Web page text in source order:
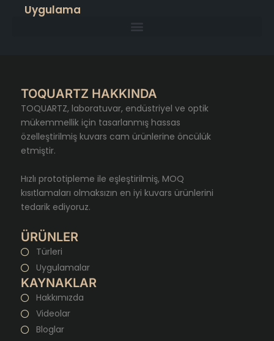
Uygulama
TOQUARTZ HAKKINDA
TOQUARTZ, laboratuvar, endüstriyel ve optik
mükemmellik için tasarlanmış hassas
özelleştirilmiş kuvars cam ürünlerine öncülük
etmiştir.
Hızlı prototipleme ile eşleştirilmiş, MOQ
kısıtlamaları olmaksızın en iyi kuvars ürünlerini
tedarik ediyoruz.
ÜRÜNLER
Türleri
Uygulamalar
KAYNAKLAR
Hakkımızda
Videolar
Bloglar